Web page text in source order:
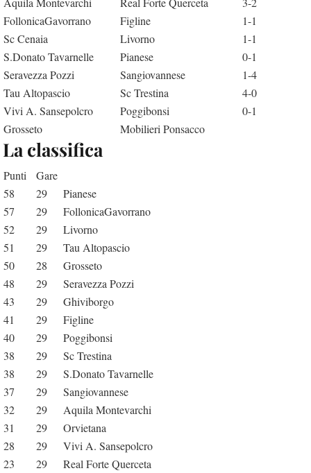
FollonicaGavorrano
Figline
1-1
Sc Cenaia
Livorno
1-1
S.Donato Tavarnelle
Pianese
0-1
Seravezza Pozzi
Sangiovannese
1-4
Tau Altopascio
Sc Trestina
4-0
Vivi A. Sansepolcro
Poggibonsi
0-1
Grosseto
Mobilieri Ponsacco
La classifica
Punti
Gare
58
29
Pianese
57
29
FollonicaGavorrano
52
29
Livorno
51
29
Tau Altopascio
50
28
Grosseto
48
29
Seravezza Pozzi
43
29
Ghiviborgo
41
29
Figline
40
29
Poggibonsi
38
29
Sc Trestina
38
29
S.Donato Tavarnelle
37
29
Sangiovannese
32
29
Aquila Montevarchi
31
29
Orvietana
28
29
Vivi A. Sansepolcro
23
29
Real Forte Querceta